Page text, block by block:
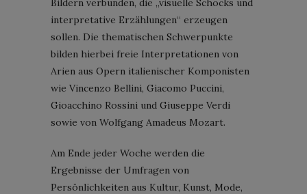
interpretative Erzählungen“ erzeugen
sollen. Die thematischen Schwerpunkte
bilden hierbei freie Interpretationen von
Arien aus Opern italienischer Komponisten
wie Vincenzo Bellini, Giacomo Puccini,
Gioacchino Rossini und Giuseppe Verdi
sowie von Wolfgang Amadeus Mozart.
Am Ende jeder Woche werden die
Ergebnisse der Umfragen von
Persönlichkeiten aus Kultur, Kunst, Mode,